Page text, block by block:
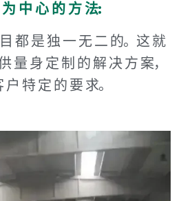
中 心 的 方 法:
都 是 独 一 无 二 的。这 就
量 身 定 制 的 解 决 方 案，
户 特 定 的 要 求。